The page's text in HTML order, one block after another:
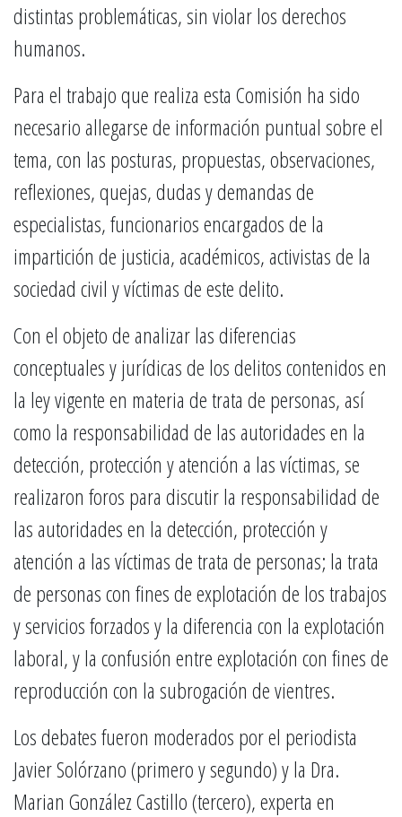
distintas problemáticas, sin violar los derechos
humanos.
Para el trabajo que realiza esta Comisión ha sido
necesario allegarse de información puntual sobre el
tema, con las posturas, propuestas, observaciones,
reflexiones, quejas, dudas y demandas de
especialistas, funcionarios encargados de la
impartición de justicia, académicos, activistas de la
sociedad civil y víctimas de este delito.
Con el objeto de analizar las diferencias
conceptuales y jurídicas de los delitos contenidos en
la ley vigente en materia de trata de personas, así
como la responsabilidad de las autoridades en la
detección, protección y atención a las víctimas, se
realizaron foros para discutir la responsabilidad de
las autoridades en la detección, protección y
atención a las víctimas de trata de personas; la trata
de personas con fines de explotación de los trabajos
y servicios forzados y la diferencia con la explotación
laboral, y la confusión entre explotación con fines de
reproducción con la subrogación de vientres.
Los debates fueron moderados por el periodista
Javier Solórzano (primero y segundo) y la Dra.
Marian González Castillo (tercero), experta en